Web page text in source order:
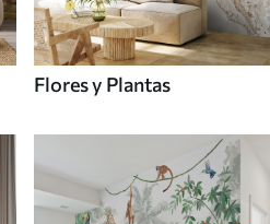
Flores y Plantas